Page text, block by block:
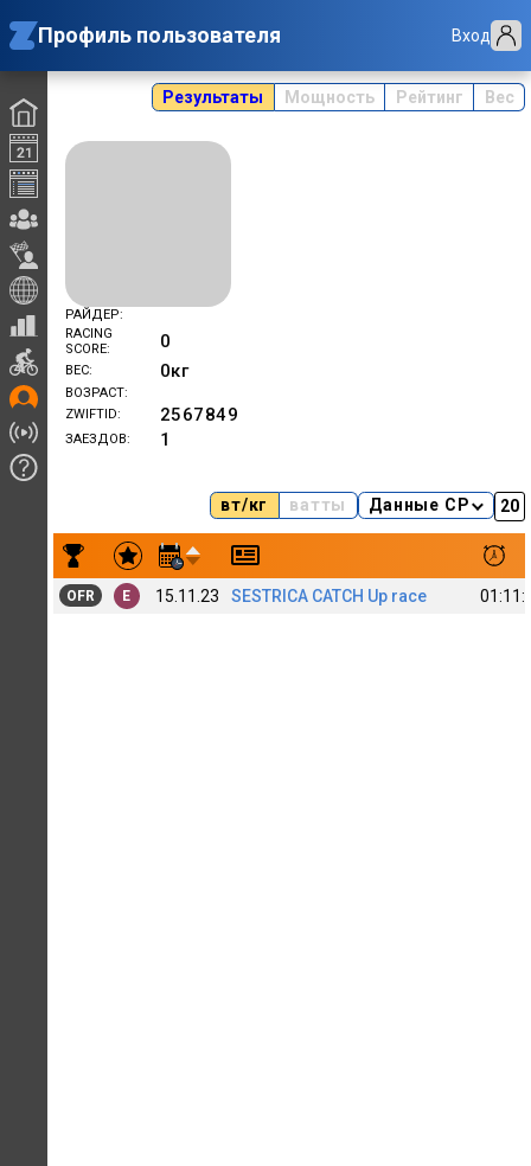
Профиль пользователя Вход
Результаты Мощность Рейтинг Вес
РАЙДЕР
RACING
SCORE
0
ВЕС 0кг
ВОЗРАСТ
ZWIFTID
2567849
ЗАЕЗДОВ 1
вт/кг ватты Данные CP
Результаты заездов Pavel Glushkov[C]
OFR E 15.11.23 SESTRICA CATCH Up race